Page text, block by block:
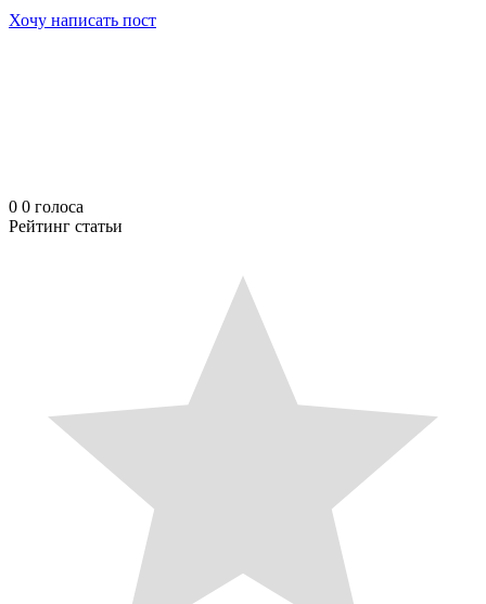
Хочу написать пост
0 0 голоса
Рейтинг статьи